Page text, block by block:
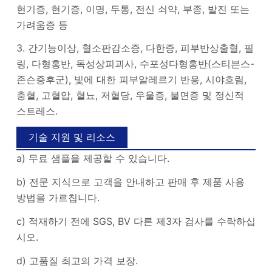
현기증, 현기증, 이명, 두통, 전신 쇠약, 부종, 발진 또는
가려움증 등
3. 간기능이상, 혈소판감소증, 다한증, 피부반상출혈, 필
링, 다형홍반, 독성상피괴사, 수포성다형홍반(스티븐스-
존슨증후군), 빛에 대한 피부알레르기 반응, 시야흐림,
충혈, 고혈압, 혈뇨, 저혈당, 우울증, 불면증 및 정신적
스트레스.
기술 지원 및 리소스
a) 무료 샘플을 제공할 수 있습니다.
b) 전문 지식으로 고객을 안내하고 판매 후 제품 사용
방법을 가르칩니다.
c) 적재하기 전에 SGS, BV 다른 제3자 검사를 수락하십
시오.
d) 고품질 최고의 가격 보장.